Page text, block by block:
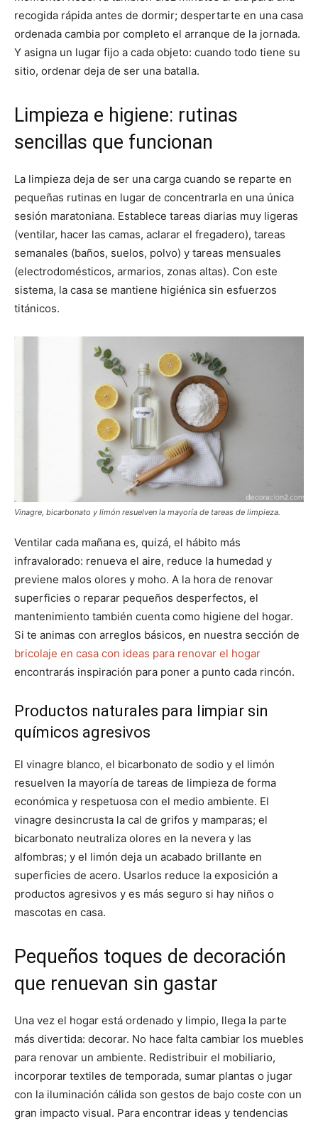
recogida rápida antes de dormir; despertarte en una casa
ordenada cambia por completo el arranque de la jornada.
Y asigna un lugar fijo a cada objeto: cuando todo tiene su
sitio, ordenar deja de ser una batalla.
Limpieza e higiene: rutinas
sencillas que funcionan
La limpieza deja de ser una carga cuando se reparte en
pequeñas rutinas en lugar de concentrarla en una única
sesión maratoniana. Establece tareas diarias muy ligeras
(ventilar, hacer las camas, aclarar el fregadero), tareas
semanales (baños, suelos, polvo) y tareas mensuales
(electrodomésticos, armarios, zonas altas). Con este
sistema, la casa se mantiene higiénica sin esfuerzos
titánicos.
Vinagre, bicarbonato y limón resuelven la mayoría de tareas de limpieza.
Ventilar cada mañana es, quizá, el hábito más
infravalorado: renueva el aire, reduce la humedad y
previene malos olores y moho. A la hora de renovar
superficies o reparar pequeños desperfectos, el
mantenimiento también cuenta como higiene del hogar.
Si te animas con arreglos básicos, en nuestra sección de
bricolaje en casa con ideas para renovar el hogar
encontrarás inspiración para poner a punto cada rincón.
Productos naturales para limpiar sin
químicos agresivos
El vinagre blanco, el bicarbonato de sodio y el limón
resuelven la mayoría de tareas de limpieza de forma
económica y respetuosa con el medio ambiente. El
vinagre desincrusta la cal de grifos y mamparas; el
bicarbonato neutraliza olores en la nevera y las
alfombras; y el limón deja un acabado brillante en
superficies de acero. Usarlos reduce la exposición a
productos agresivos y es más seguro si hay niños o
mascotas en casa.
Pequeños toques de decoración
que renuevan sin gastar
Una vez el hogar está ordenado y limpio, llega la parte
más divertida: decorar. No hace falta cambiar los muebles
para renovar un ambiente. Redistribuir el mobiliario,
incorporar textiles de temporada, sumar plantas o jugar
con la iluminación cálida son gestos de bajo coste con un
gran impacto visual. Para encontrar ideas y tendencias